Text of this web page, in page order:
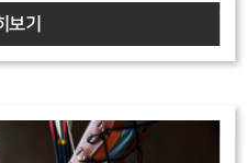
보기